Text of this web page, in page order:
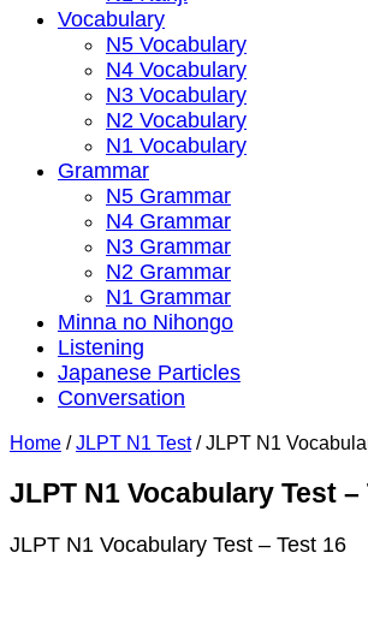
Vocabulary
N5 Vocabulary
N4 Vocabulary
N3 Vocabulary
N2 Vocabulary
N1 Vocabulary
Grammar
N5 Grammar
N4 Grammar
N3 Grammar
N2 Grammar
N1 Grammar
Minna no Nihongo
Listening
Japanese Particles
Conversation
Home / JLPT N1 Test / JLPT N1
JLPT N1 Vocabulary Test –
JLPT N1 Vocabulary Test – Test 16